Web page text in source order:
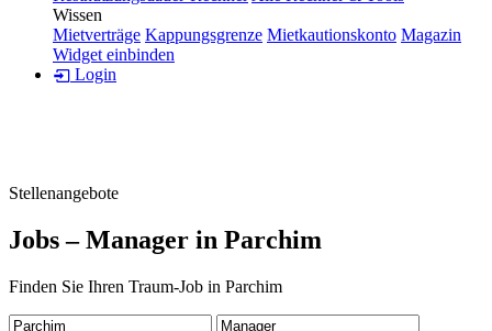
Wissen
Mietverträge Kappungsgrenze Mietkautionskonto Magazin
Widget einbinden
Login
Stellenangebote
Jobs – Manager in Parchim
Finden Sie Ihren Traum-Job in Parchim